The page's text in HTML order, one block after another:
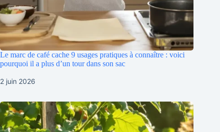
Le marc de café cache 9 usages pratiques à connaître : voici
pourquoi il a plus d’un tour dans son sac
2 juin 2026